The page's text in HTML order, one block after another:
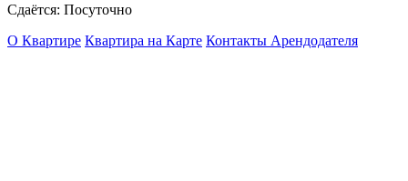
Сдаётся: Посуточно
О Квартире Квартира на Карте Контакты Арендодателя